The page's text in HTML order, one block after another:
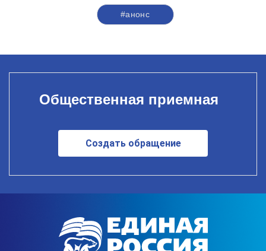
#анонс
Общественная приемная
Создать обращение